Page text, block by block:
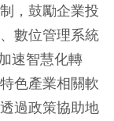
，鼓勵企業投
數位管理系統
速智慧化轉
色產業相關軟
過政策協助地